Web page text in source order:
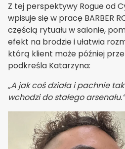
Z tej perspektywy Rogue od
wpisuje się w pracę BARBER
częścią rytuału w salonie,
efekt na brodzie i ułatwia
którą klient może później
podkreśla Katarzyna:
„A jak coś działa i pachnie
wchodzi do stałego arsenału.”